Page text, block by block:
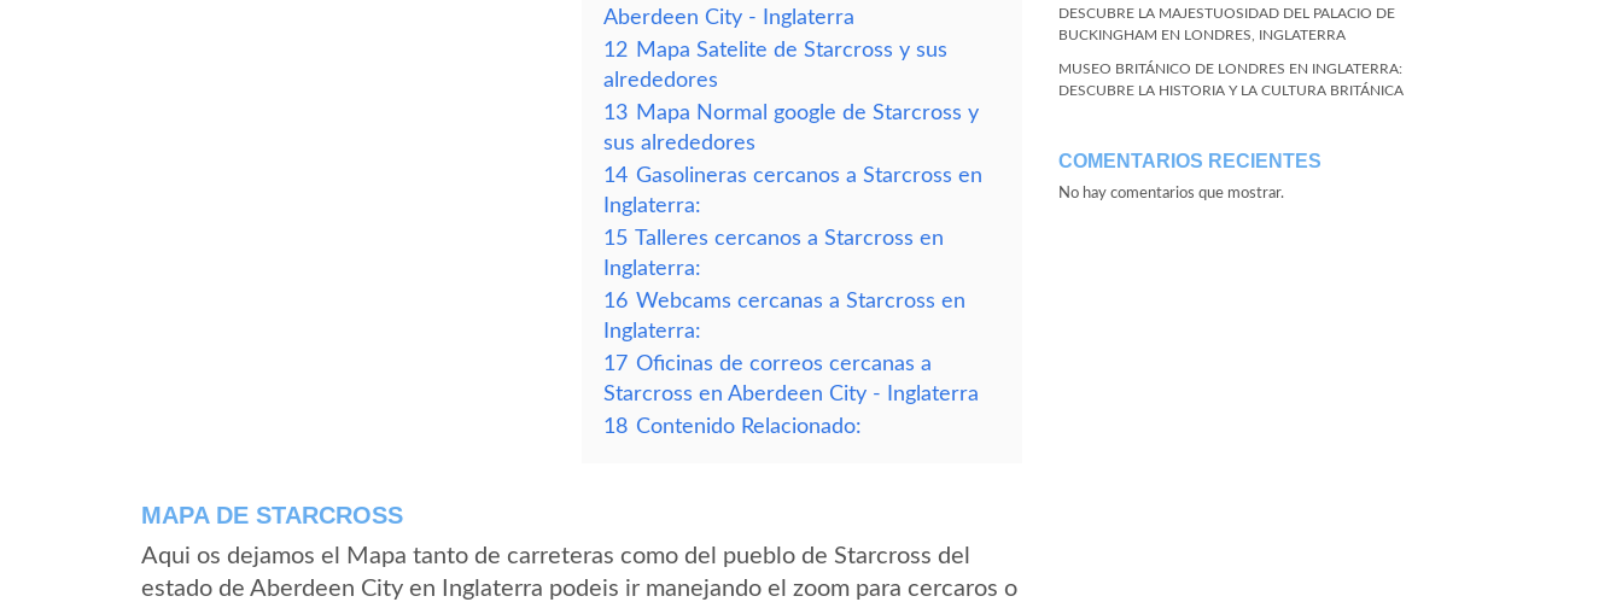
Aberdeen City - Inglaterra
12 Mapa Satelite de Starcross y sus
alrededores
13 Mapa Normal google de Starcross y
sus alrededores
14 Gasolineras cercanos a Starcross en
Inglaterra:
15 Talleres cercanos a Starcross en
Inglaterra:
16 Webcams cercanas a Starcross en
Inglaterra:
17 Oficinas de correos cercanas a
Starcross en Aberdeen City - Inglaterra
18 Contenido Relacionado:
MAPA DE STARCROSS
Aqui os dejamos el Mapa tanto de carreteras como del pueblo de Starcross del
estado de Aberdeen City en Inglaterra podeis ir manejando el zoom para cercaros o
DESCUBRE LA MAJESTUOSIDAD DEL PALACIO DE
BUCKINGHAM EN LONDRES, INGLATERRA
MUSEO BRITÁNICO DE LONDRES EN INGLATERRA:
DESCUBRE LA HISTORIA Y LA CULTURA BRITÁNICA
COMENTARIOS RECIENTES
No hay comentarios que mostrar.